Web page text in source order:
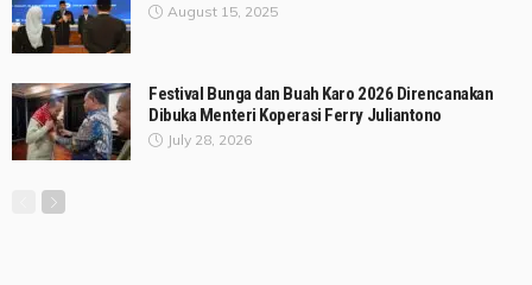
August 15, 2025
Festival Bunga dan Buah Karo 2026 Direncanakan
Dibuka Menteri Koperasi Ferry Juliantono
July 28, 2026